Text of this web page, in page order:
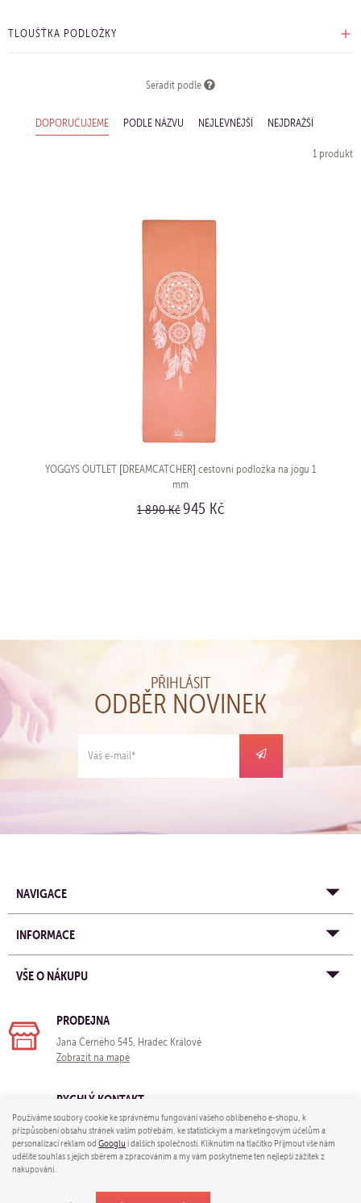
TLOUŠŤKA PODLOŽKY
Seřadit podle
DOPORUČUJEME PODLE NÁZVU NEJLEVNĚJŠÍ NEJDRAŽŠÍ
1 produkt
YOGGYS OUTLET [DREAMCATCHER] cestovní podložka na jógu 1
mm
1 890 Kč 945 Kč
PŘIHLÁSIT
ODBĚR NOVINEK
NAVIGACE
INFORMACE
VŠE O NÁKUPU
PRODEJNA
Jana Černého 545, Hradec Králové
Zobrazit na mapě
RYCHLÝ KONTAKT
e-mail:obchod@yogastore.cz
tel: +420 703 680 005
Používáme soubory cookie ke správnému fungování vašeho oblíbeného e-shopu, k
přizpůsobení obsahu stránek vašim potřebám, ke statistickým a marketingovým účelům a
personalizaci reklam odGooglui dalších společností. Kliknutím na tlačítko Přijmout vše nám
udělíte souhlas s jejich sběrem a zpracováním a my vám poskytneme ten nejlepší zážitek z
nakupování.